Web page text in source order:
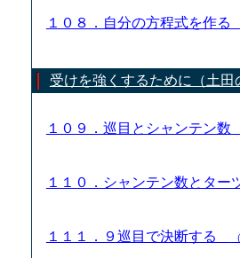
１０８．自分の方程式を作る
受けを強くするために（土田
１０９．巡目とシャンテン数
１１０．シャンテン数とタ
１１１．９巡目で決断する